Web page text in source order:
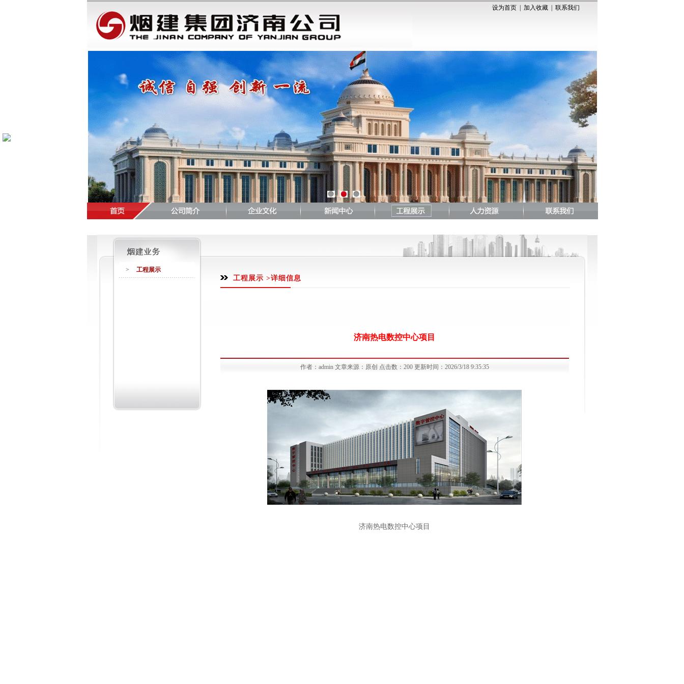
设为首页 加入收藏 联系我们
> 工程展示
工程展示 >详细信息
济南热电数控中心项目
作者：admin 文章来源：原创 点击数：200 更新时间：2026/3/18 9:35:35
济南热电数控中心项目